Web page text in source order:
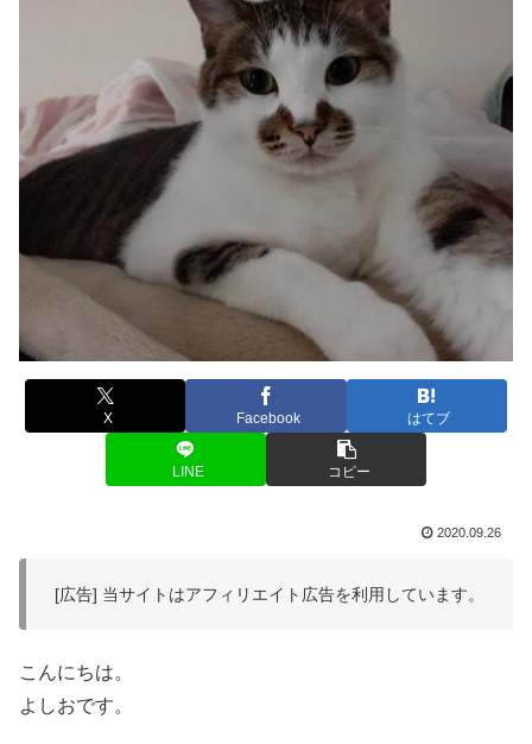
X Facebook はてブ
LINE コピー
2020.09.26
[広告] 当サイトはアフィリエイト広告を利用しています。
こんにちは。
よしおです。